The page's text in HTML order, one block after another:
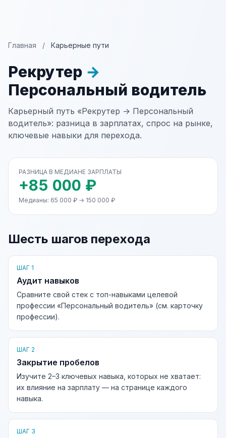
Главная / Карьерные пути
Рекрутер →
Персональный водитель
Карьерный путь «Рекрутер → Персональный
водитель»: разница в зарплатах, спрос на рынке,
ключевые навыки для перехода.
РАЗНИЦА В МЕДИАНЕ ЗАРПЛАТЫ
+85 000 ₽
Медианы: 65 000 ₽ → 150 000 ₽
Шесть шагов перехода
ШАГ 1
Аудит навыков
Сравните свой стек с топ-навыками целевой
профессии «Персональный водитель» (см. карточку
профессии).
ШАГ 2
Закрытие пробелов
Изучите 2–3 ключевых навыка, которых не хватает:
их влияние на зарплату — на странице каждого
навыка.
ШАГ 3